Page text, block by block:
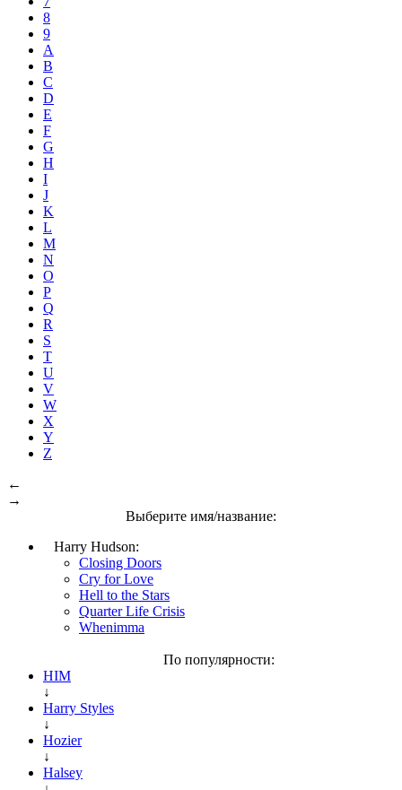
8
9
A
B
C
D
E
F
G
H
I
J
K
L
M
N
O
P
Q
R
S
T
U
V
W
X
Y
Z
←
→
Выберите имя/название:
Harry Hudson:
Closing Doors
Cry for Love
Hell to the Stars
Quarter Life Crisis
Whenimma
По популярности:
HIM
↓
Harry Styles
↓
Hozier
↓
Halsey